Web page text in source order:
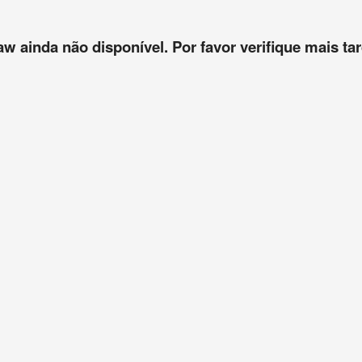
ainda não disponível. Por favor verifique mais